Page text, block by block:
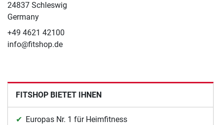
24837 Schleswig
Germany
+49 4621 42100
info@fitshop.de
FITSHOP BIETET IHNEN
Europas Nr. 1 für Heimfitness